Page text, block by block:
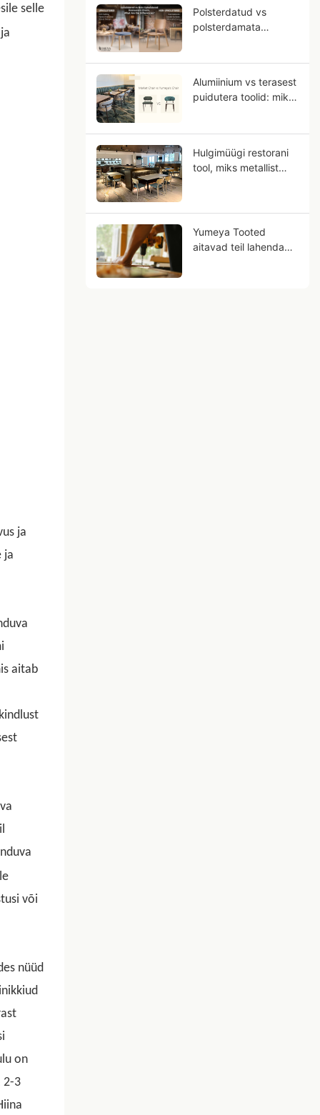
selle
ja
ja
aitab
või
nüüd
on
2-3
Polsterdatud vs
polsterdamata
Alumiinium vs terasest
puidutera toolid: miks
Hulgimüügi restorani
tool, miks metallist
Yumeya Tooted
aitavad teil lahendada